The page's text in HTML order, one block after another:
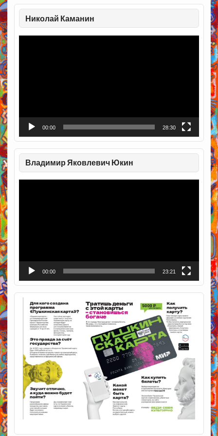
Николай Каманин
Видеоплеер
00:00 28:30
Владимир Яковлевич Юкин
Видеоплеер
00:00 23:21